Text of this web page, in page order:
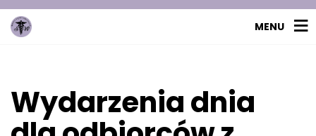
MENU
Wydarzenia dnia